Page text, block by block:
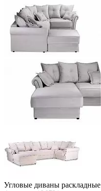
Угловые диваны раскладные